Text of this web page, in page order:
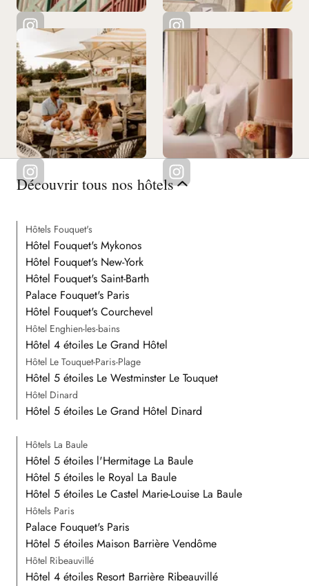
Découvrir tous nos hôtels
Hôtels Fouquet's
Hôtel Fouquet's Mykonos
Hôtel Fouquet's New-York
Hôtel Fouquet's Saint-Barth
Palace Fouquet's Paris
Hôtel Fouquet's Courchevel
Hôtel Enghien-les-bains
Hôtel 4 étoiles Le Grand Hôtel
Hôtel Le Touquet-Paris-Plage
Hôtel 5 étoiles Le Westminster Le Touquet
Hôtel Dinard
Hôtel 5 étoiles Le Grand Hôtel Dinard
Hôtels La Baule
Hôtel 5 étoiles l'Hermitage La Baule
Hôtel 5 étoiles le Royal La Baule
Hôtel 5 étoiles Le Castel Marie-Louise La Baule
Hôtels Paris
Palace Fouquet's Paris
Hôtel 5 étoiles Maison Barrière Vendôme
Hôtel Ribeauvillé
Hôtel 4 étoiles Resort Barrière Ribeauvillé